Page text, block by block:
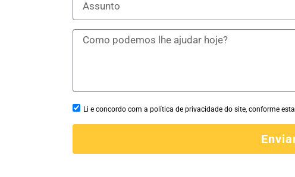
Li e concordo com a política de privacidade do site, conforme